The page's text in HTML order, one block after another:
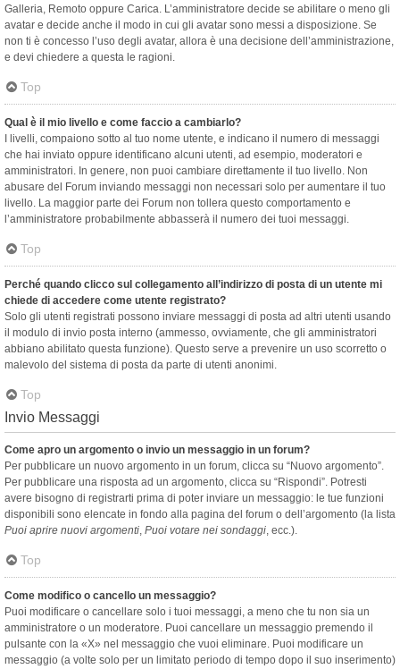
Galleria, Remoto oppure Carica. L’amministratore decide se abilitare o meno gli
avatar e decide anche il modo in cui gli avatar sono messi a disposizione. Se
non ti è concesso l’uso degli avatar, allora è una decisione dell’amministrazione,
e devi chiedere a questa le ragioni.
Top
Qual è il mio livello e come faccio a cambiarlo?
I livelli, compaiono sotto al tuo nome utente, e indicano il numero di messaggi
che hai inviato oppure identificano alcuni utenti, ad esempio, moderatori e
amministratori. In genere, non puoi cambiare direttamente il tuo livello. Non
abusare del Forum inviando messaggi non necessari solo per aumentare il tuo
livello. La maggior parte dei Forum non tollera questo comportamento e
l’amministratore probabilmente abbasserà il numero dei tuoi messaggi.
Top
Perché quando clicco sul collegamento all’indirizzo di posta di un utente mi
chiede di accedere come utente registrato?
Solo gli utenti registrati possono inviare messaggi di posta ad altri utenti usando
il modulo di invio posta interno (ammesso, ovviamente, che gli amministratori
abbiano abilitato questa funzione). Questo serve a prevenire un uso scorretto o
malevolo del sistema di posta da parte di utenti anonimi.
Top
Invio Messaggi
Come apro un argomento o invio un messaggio in un forum?
Per pubblicare un nuovo argomento in un forum, clicca su “Nuovo argomento”.
Per pubblicare una risposta ad un argomento, clicca su “Rispondi”. Potresti
avere bisogno di registrarti prima di poter inviare un messaggio: le tue funzioni
disponibili sono elencate in fondo alla pagina del forum o dell’argomento (la lista
Puoi aprire nuovi argomenti, Puoi votare nei sondaggi, ecc.).
Top
Come modifico o cancello un messaggio?
Puoi modificare o cancellare solo i tuoi messaggi, a meno che tu non sia un
amministratore o un moderatore. Puoi cancellare un messaggio premendo il
pulsante con la «X» nel messaggio che vuoi eliminare. Puoi modificare un
messaggio (a volte solo per un limitato periodo di tempo dopo il suo inserimento)